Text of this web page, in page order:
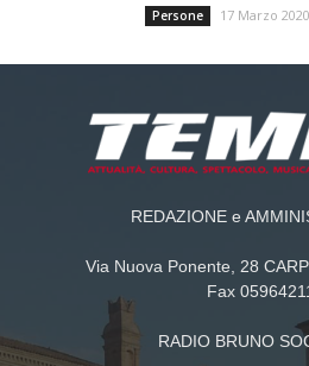
Persone 17 Marzo 2020
REDAZIONE e
Via Nuova Ponente, 28
Fax
RADIO BRUNO